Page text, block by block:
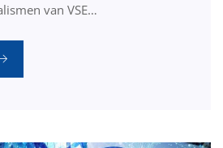
van VSE…